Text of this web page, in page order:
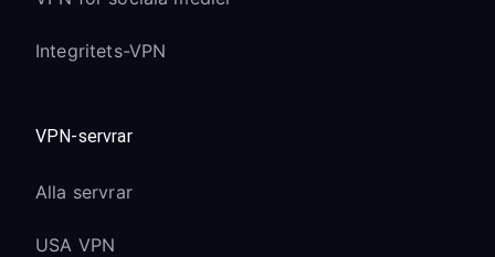
Integritets-VPN
VPN-servrar
Alla servrar
USA VPN